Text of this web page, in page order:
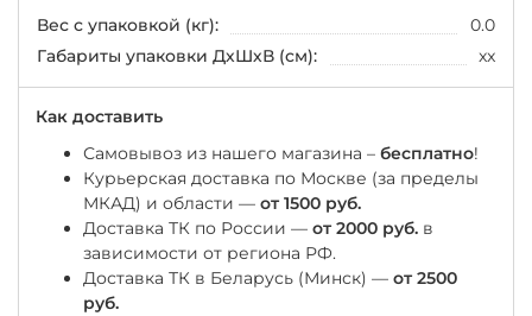
Вес с упаковкой (кг):
0.0
Габариты упаковки ДхШхВ (см):
xx
Как доставить
Самовывоз из нашего магазина – бесплатно!
Курьерская доставка по Москве (за пределы
МКАД) и области — от 1500 руб.
Доставка ТК по России — от 2000 руб. в
зависимости от региона РФ.
Доставка ТК в Беларусь (Минск) — от 2500
руб.